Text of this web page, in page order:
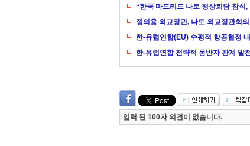
“한국 마드리드 나토 정상회담 참석
정의용 외교장관, 나토 외교장관회의
한-유럽연합(EU) 수평적 항공협정
한-유럽연합 전략적 동반자 관계 발
입력 된 100자 의견이 없습니다.